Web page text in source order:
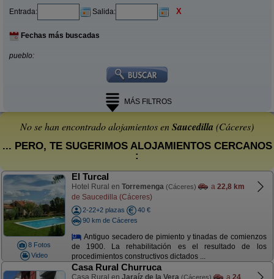
Entrada: Salida: X
Fechas más buscadas
pueblo:
MÁS FILTROS
No se han encontrado alojamientos enSaucedilla (Cáceres)
... PERO, TE SUGERIMOS ALOJAMIENTOS CERCANOS
:
8 Fotos
Video
El Turcal
Hotel Rural en Torremenga (Cáceres) a 22,8 km
de Saucedilla (Cáceres)
2-22+2 plazas
40 €
90 km de Cáceres
Antiguo secadero de pimiento y tinadas de comienzos
de 1900. La rehabilitación es el resultado de los
procedimientos constructivos dictados ...
Casa Rural Churruca
Casa Rural en Jaraíz de la Vera (Cáceres) a 24